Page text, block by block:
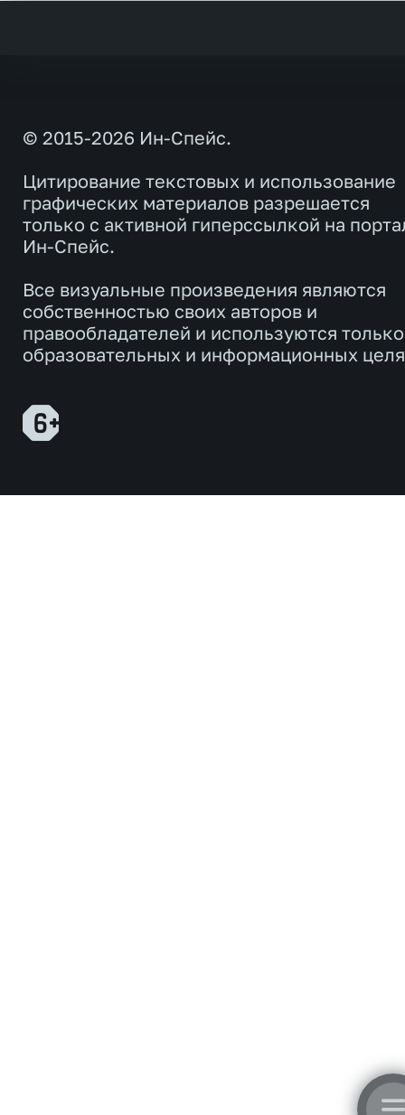
© 2015-2026 Ин-Спейс.
Цитирование текстовых и использование
графических материалов разрешается
только с активной гиперссылкой на
Ин-Спейс.
Все визуальные произведения являются
собственностью своих авторов и
правообладателей и используются
образовательных и информационных